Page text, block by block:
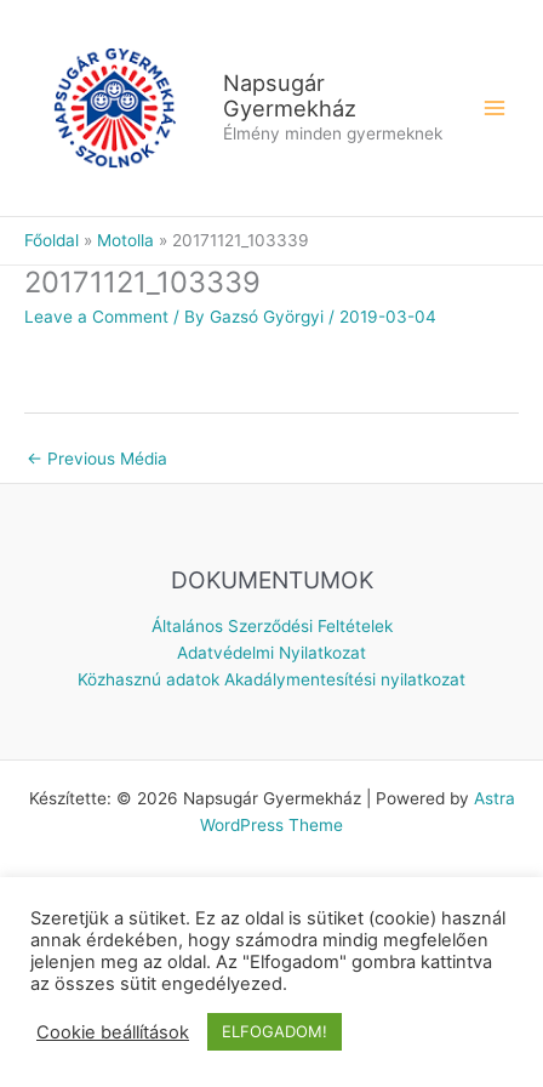
Napsugár
Gyermekház
Élmény minden gyermeknek
Főoldal Motolla 20171121_103339
20171121_103339
Leave a Comment / By Gazsó Györgyi / 2019-03-04
← Previous Média
DOKUMENTUMOK
Általános Szerződési Feltételek
Adatvédelmi Nyilatkozat
Közhasznú adatok Akadálymentesítési nyilatkozat
Készítette: © 2026 Napsugár Gyermekház | Powered by Astra
WordPress Theme
Szeretjük a sütiket. Ez az oldal is sütiket (cookie) használ
annak érdekében, hogy számodra mindig megfelelően
jelenjen meg az oldal. Az "Elfogadom" gombra kattintva
az összes sütit engedélyezed.
Cookie beállítások ELFOGADOM!